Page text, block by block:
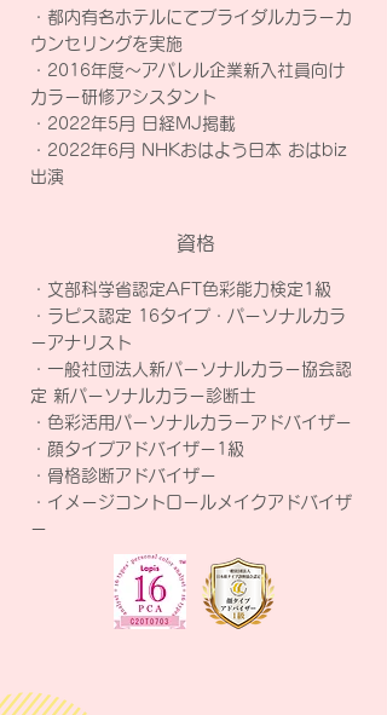
・都内有名ホテルにてブライダルカラーカ
ウンセリングを実施
・2016年度～アパレル企業新入社員向け
カラー研修アシスタント
・2022年5月 日経MJ掲載
・2022年6月 NHKおはよう日本 おはbiz
出演
資格
・文部科学省認定AFT色彩能力検定1級
・ラピス認定 16タイプ・パーソナルカラ
ーアナリスト
・一般社団法人新パーソナルカラー協会認
定 新パーソナルカラー診断士
・色彩活用パーソナルカラーアドバイザー
・顔タイプアドバイザー1級
・骨格診断アドバイザー
・イメージコントロールメイクアドバイザ
ー